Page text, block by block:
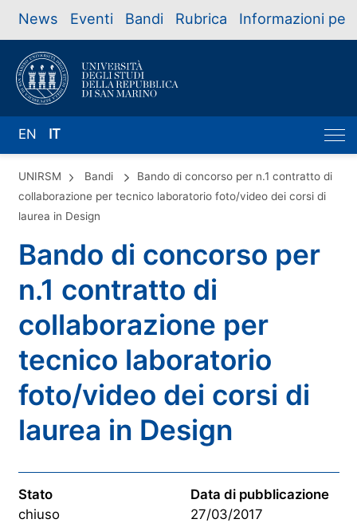
News Eventi Bandi Rubrica Informazioni per
EN IT
UNIRSM Bandi
Bando di concorso per n.1 contratto di
collaborazione per tecnico laboratorio foto/video dei corsi di
laurea in Design
Bando di concorso per
n.1 contratto di
collaborazione per
tecnico laboratorio
foto/video dei corsi di
laurea in Design
Stato
chiuso
Data di pubblicazione
27/03/2017